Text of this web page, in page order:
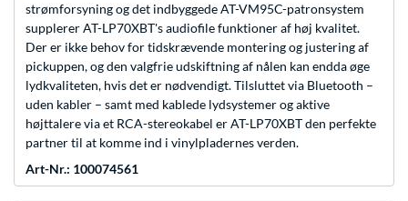
strømforsyning og det indbyggede AT-VM95C-patronsystem
supplerer AT-LP70XBT's audiofile funktioner af høj kvalitet.
Der er ikke behov for tidskrævende montering og justering af
pickuppen, og den valgfrie udskiftning af nålen kan endda øge
lydkvaliteten, hvis det er nødvendigt. Tilsluttet via Bluetooth –
uden kabler – samt med kablede lydsystemer og aktive
højttalere via et RCA-stereokabel er AT-LP70XBT den perfekte
partner til at komme ind i vinylpladernes verden.
Art-Nr.: 100074561